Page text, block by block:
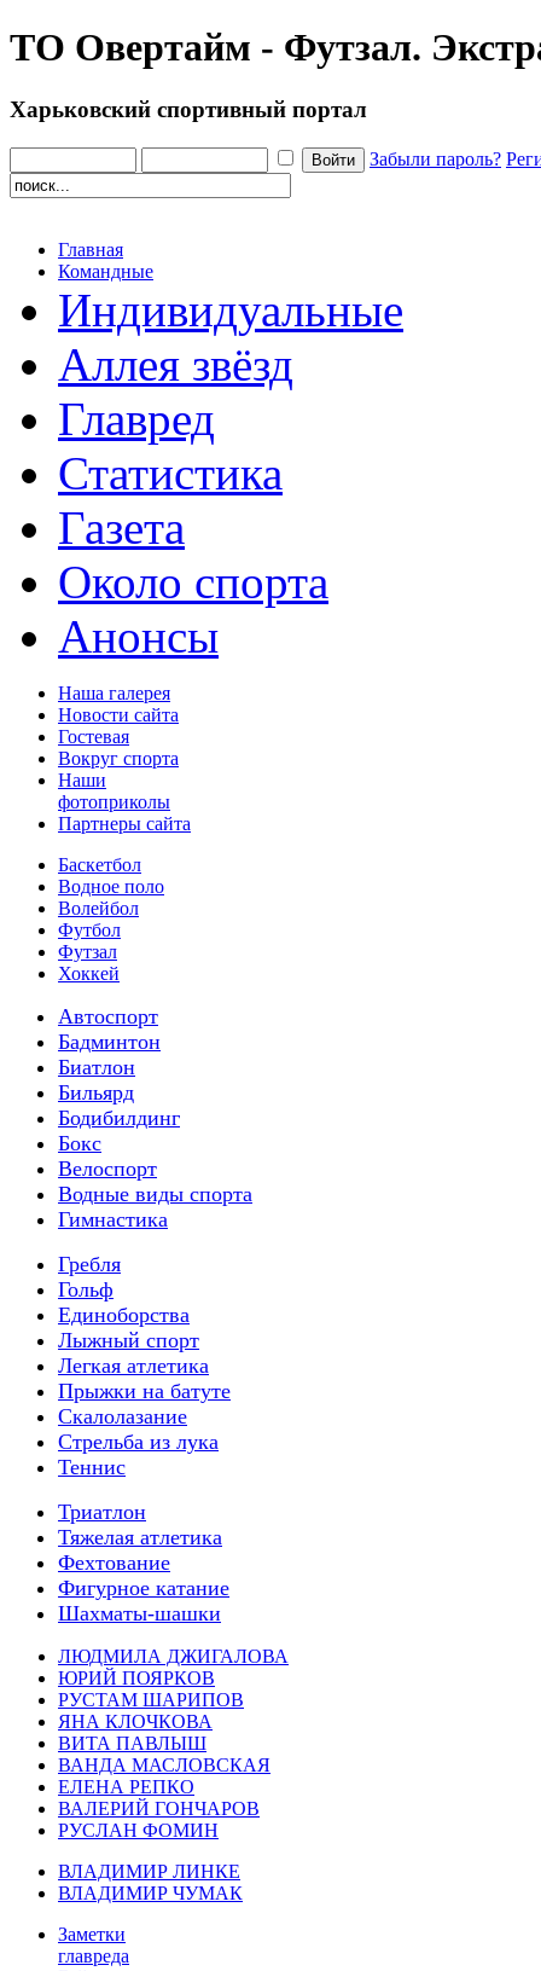
ТО Овертайм - Футзал.
Харьковский спортивный портал
Забыли пароль?
Главная
Командные
Индивидуальные
Аллея звёзд
Главред
Статистика
Газета
Около спорта
Анонсы
Наша галерея
Новости сайта
Гостевая
Вокруг спорта
Наши
фотоприколы
Партнеры сайта
Баскетбол
Водное поло
Волейбол
Футбол
Футзал
Хоккей
Автоспорт
Бадминтон
Биатлон
Бильярд
Бодибилдинг
Бокс
Велоспорт
Водные виды спорта
Гимнастика
Гребля
Гольф
Единоборства
Лыжный спорт
Легкая атлетика
Прыжки на батуте
Скалолазание
Стрельба из лука
Теннис
Триатлон
Тяжелая атлетика
Фехтование
Фигурное катание
Шахматы-шашки
ЛЮДМИЛА ДЖИГАЛОВА
ЮРИЙ ПОЯРКОВ
РУСТАМ ШАРИПОВ
ЯНА КЛОЧКОВА
ВИТА ПАВЛЫШ
ВАНДА МАСЛОВСКАЯ
ЕЛЕНА РЕПКО
ВАЛЕРИЙ ГОНЧАРОВ
РУСЛАН ФОМИН
ВЛАДИМИР ЛИНКЕ
ВЛАДИМИР ЧУМАК
Заметки
главреда